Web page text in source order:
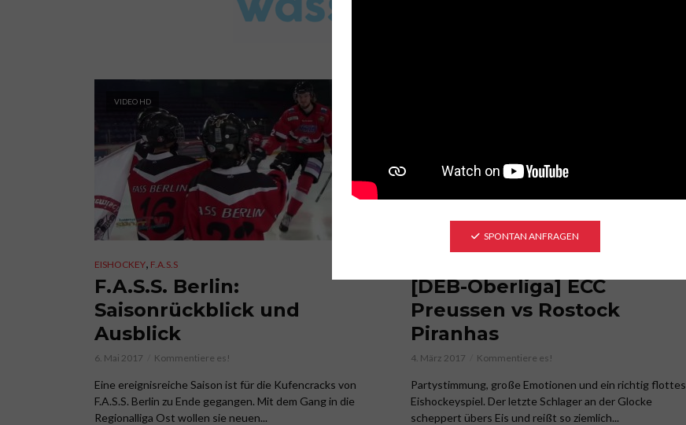
VIDEO HD
EISHOCKEY, F.A.S.S
F.A.S.S. Berlin:
Saisonrückblick und
Ausblick
6. Mai 2017 Kommentiere es!
Eine ereignisreiche Saison ist für die Kufencracks von
F.A.S.S. Berlin zu Ende gegangen. Mit dem Gang in die
Regionalliga Ost wollen sie neuen...
[DEB-Oberliga] ECC
Preussen vs Rostock
Piranhas
4. März 2017 Kommentiere es!
Partystimmung, große Emotionen und ein richtig flottes
Eishockeyspiel. Der letzte Schlager an der Glocke
scheppert übers Eis und reißt so ziemlich...
SPONTAN ANFRAGEN